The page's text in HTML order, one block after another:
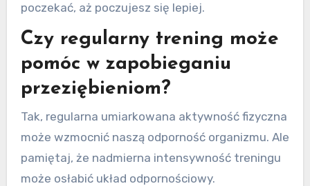
poczekać, aż poczujesz się lepiej.
Czy regularny trening może
pomóc w zapobieganiu
przeziębieniom?
Tak, regularna umiarkowana aktywność fizyczna
może wzmocnić naszą odporność organizmu. Ale
pamiętaj, że nadmierna intensywność treningu
może osłabić układ odpornościowy.